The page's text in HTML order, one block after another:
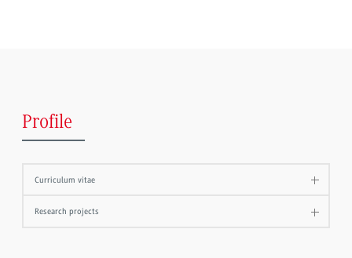
Profile
Curriculum vitae
Research projects